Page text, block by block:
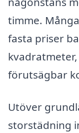
timme.
fasta priser
förutsägbar
Utöver
storstädning